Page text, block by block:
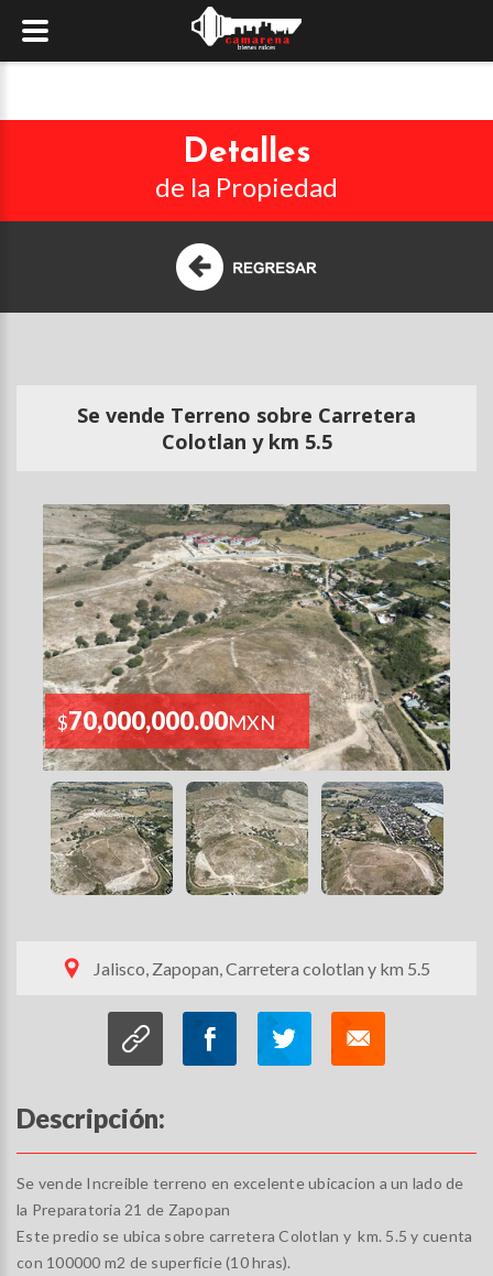
Detalles
de la Propiedad
Se vende Terreno sobre Carretera
Colotlan y km 5.5
$70,000,000.00MXN
Jalisco, Zapopan, Carretera colotlan y km 5.5
Descripción:
Se vende Increible terreno en excelente ubicacion a un lado de
la Preparatoria 21 de Zapopan
Este predio se ubica sobre carretera Colotlan y km. 5.5 y cuenta
con 100000 m2 de superficie (10 hras).